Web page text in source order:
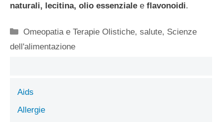
naturali, lecitina, olio essenziale e flavonoidi.
Categorie
Omeopatia e Terapie Olistiche,salute, Scienze
dell'alimentazione
Aids
Allergie